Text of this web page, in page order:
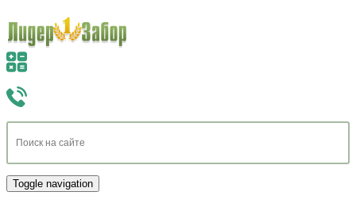
Toggle navigation